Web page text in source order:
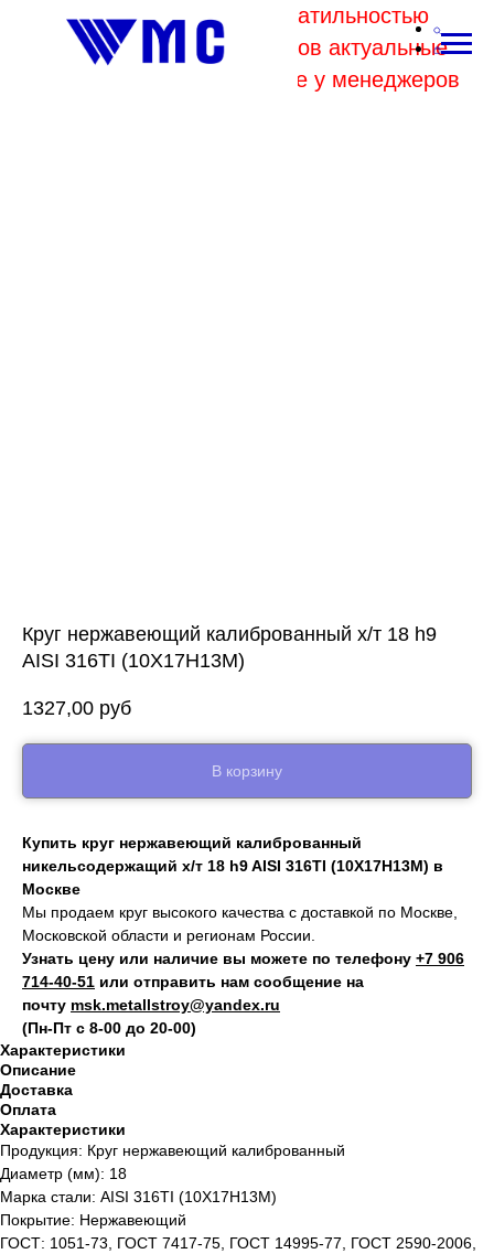
В связи с высокой волатильностью
отпускных цен комбинатов актуальные
цены на металл уточняйте у менеджеров
Круг нержавеющий калиброванный х/т 18 h9
AISI 316TI (10Х17Н13М)
1327,00 руб
В корзину
Купить круг нержавеющий калиброванный
никельсодержащий х/т 18 h9 AISI 316TI (10Х17Н13М) в
Москве
Мы продаем круг высокого качества с доставкой по Москве,
Московской области и регионам России.
Узнать цену или наличие вы можете по телефону +7 906
714‑40-51 или отправить нам сообщение на
почту msk.metallstroy@yandex.ru
(Пн-Пт с 8-00 до 20-00)
Характеристики
Описание
Доставка
Оплата
Характеристики
Продукция: Круг нержавеющий калиброванный
Диаметр (мм): 18
Марка стали: AISI 316TI (10Х17Н13М)
Покрытие: Нержавеющий
ГОСТ: 1051-73, ГОСТ 7417-75, ГОСТ 14995-77, ГОСТ 2590-2006,